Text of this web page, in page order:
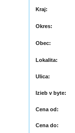
Kraj:
Okres:
Obec:
Lokalita:
Ulica:
Izieb v byte:
Cena od:
Cena do: